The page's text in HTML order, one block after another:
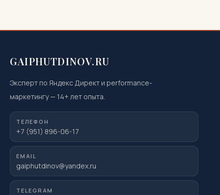
GAIPHUTDINOV.RU
Эксперт по Яндекс Директ и performance-
маркетингу— 14+ лет опыта.
ТЕЛЕФОН
+7 (951) 896-06-17
EMAIL
gaiphutdinov@yandex.ru
TELEGRAM